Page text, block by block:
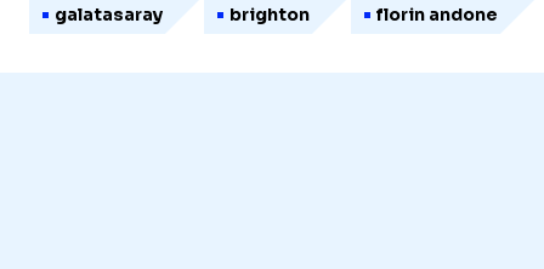
galatasaray brighton florin andone